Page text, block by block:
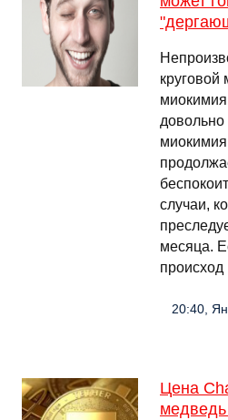
миокимия
миокимия
случаи,
месяца.
20:40,
Цена
медведь